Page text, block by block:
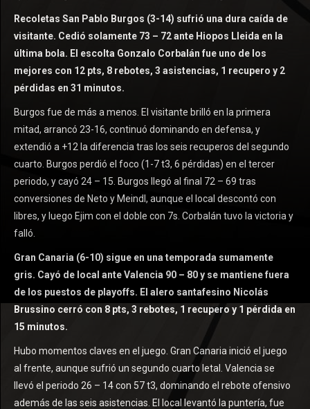
Recoletas San Pablo Burgos (3-14) sufrió una dura caída de
visitante. Cedió solamente 73 – 72 ante Hiopos Lleida en la
última bola. El escolta Gonzalo Corbalán fue uno de los
mejores con 12 pts, 8 rebotes, 3 asistencias, 1 recupero y 2
pérdidas en 31 minutos.
Burgos fue de más a menos. El visitante brilló en la primera
mitad, arrancó 23-16, continuó dominando en defensa, y
extendió a +12 la diferencia tras los seis recuperos del segundo
cuarto. Burgos perdió el foco (1-7 t3, 6 pérdidas) en el tercer
periodo, y cayó 24 – 15. Burgos llegó al final 72 – 69 tras
conversiones de Neto y Meindl, aunque el local descontó con
libres, y luego Ejim con el doble con 7s. Corbalán tuvo la victoria y
falló.
Gran Canaria (6-10) sigue en una temporada sumamente
gris. Cayó de local ante Valencia 90 – 80 y se mantiene fuera
de los puestos de playoffs. El alero santafesino Nicolás
Brussino cerró con 8 pts, 3 rebotes, 1 recupero y 1 pérdida en
15 minutos.
Hubo momentos claves en el juego. Gran Canaria inició el juego
al frente, aunque sufrió un segundo cuarto letal. Valencia se
llevó el periodo 26 – 14 con 57 t3, dominando el rebote ofensivo
además de las seis asistencias. El local levantó la puntería, fue